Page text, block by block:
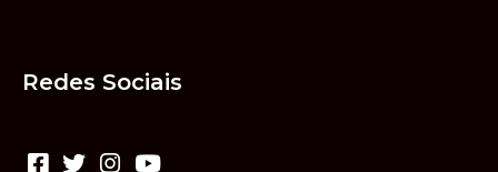
não o faça sem precauções e sem possuir a devida
poderão causar danos. Consultai por isso sempre um
(médium) conhecedor, quando se trata de fazer trabalhos
Redes Sociais